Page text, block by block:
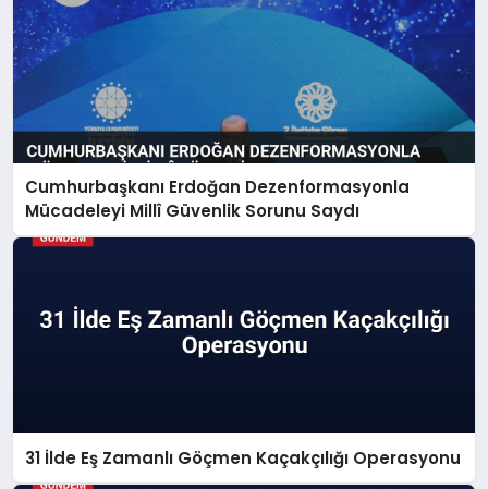
Cumhurbaşkanı Erdoğan Dezenformasyonla
Mücadeleyi Millî Güvenlik Sorunu Saydı
31 İlde Eş Zamanlı Göçmen Kaçakçılığı Operasyonu